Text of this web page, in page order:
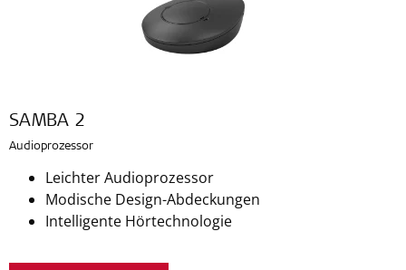
SAMBA 2
Audioprozessor
Leichter Audioprozessor
Modische Design-Abdeckungen
Intelligente Hörtechnologie